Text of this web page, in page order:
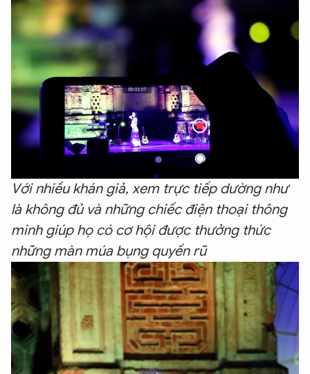
Với nhiều khán giả, xem trực tiếp dường như
là không đủ và những chiếc điện thoại thông
minh giúp họ có cơ hội được thưởng thức
những màn múa bụng quyến rũ